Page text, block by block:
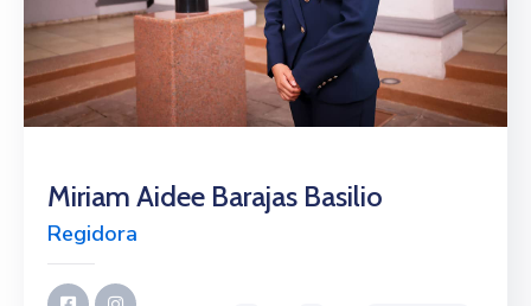
Transparencia
Directorio
Miriam Aidee Barajas Basilio
Regidora